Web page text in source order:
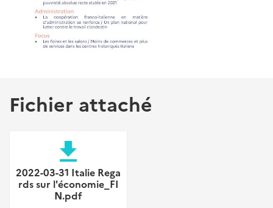
Fichier attaché
file_download
2022-03-31 Italie Rega
rds sur l'économie_FI
N.pdf